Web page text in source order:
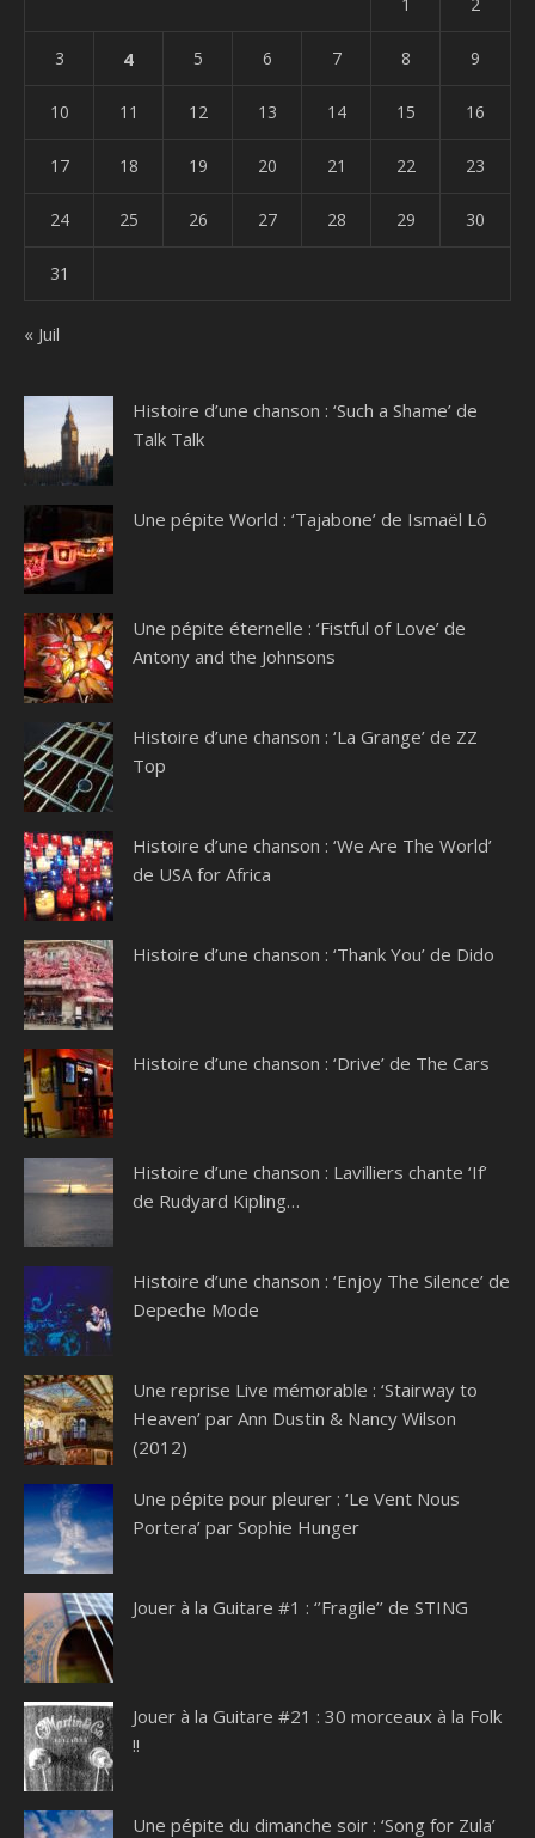
3 4 5 6 7 8 9
10 11 12 13 14 15 16
17 18 19 20 21 22 23
24 25 26 27 28 29 30
31
« Juil
Histoire d’une chanson : ‘Such a Shame’ de
Talk Talk
Une pépite World : ‘Tajabone’ de Ismaël Lô
Une pépite éternelle : ‘Fistful of Love’ de
Antony and the Johnsons
Histoire d’une chanson : ‘La Grange’ de ZZ
Top
Histoire d’une chanson : ‘We Are The World’
de USA for Africa
Histoire d’une chanson : ‘Thank You’ de Dido
Histoire d’une chanson : ‘Drive’ de The Cars
Histoire d’une chanson : Lavilliers chante ‘If’
de Rudyard Kipling…
Histoire d’une chanson : ‘Enjoy The Silence’ de
Depeche Mode
Une reprise Live mémorable : ‘Stairway to
Heaven’ par Ann Dustin & Nancy Wilson
(2012)
Une pépite pour pleurer : ‘Le Vent Nous
Portera’ par Sophie Hunger
Jouer à la Guitare #1 : ‘’Fragile’’ de STING
Jouer à la Guitare #21 : 30 morceaux à la Folk
!!
Une pépite du dimanche soir : ‘Song for Zula’